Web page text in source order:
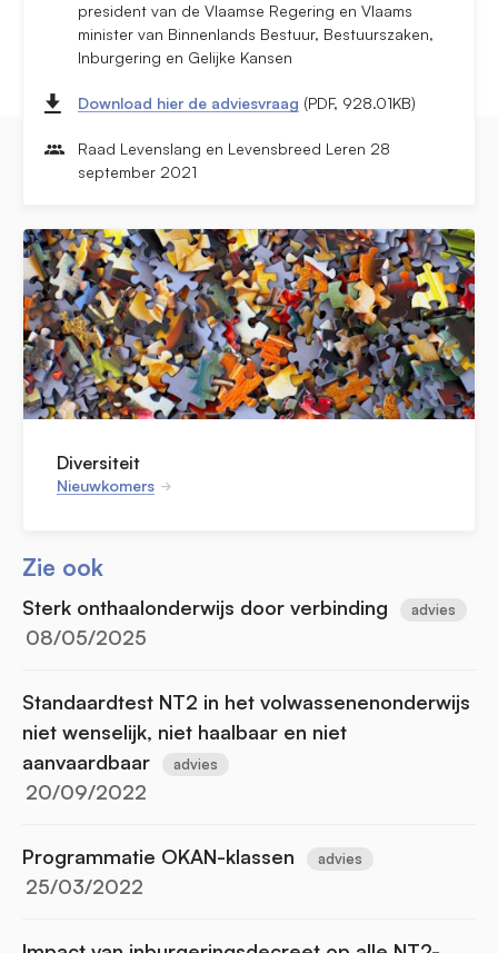
president van de Vlaamse Regering en Vlaams
minister van Binnenlands Bestuur, Bestuurszaken,
Inburgering en Gelijke Kansen
Download hier de adviesvraag (PDF, 928.01KB)
Raad Levenslang en Levensbreed Leren 28
september 2021
Diversiteit
Nieuwkomers
Zie ook
Sterk onthaalonderwijs door verbinding advies
08/05/2025
Standaardtest NT2 in het volwassenenonderwijs
niet wenselijk, niet haalbaar en niet
aanvaardbaar
advies
20/09/2022
Programmatie OKAN-klassen advies
25/03/2022